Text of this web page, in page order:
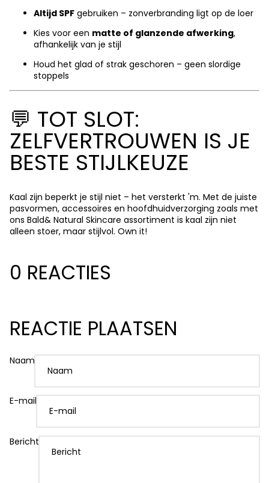
Altijd SPF gebruiken – zonverbranding ligt op de loer
Kies voor een matte of glanzende afwerking,
afhankelijk van je stijl
Houd het glad of strak geschoren – geen slordige
stoppels
💬 TOT SLOT:
ZELFVERTROUWEN IS JE
BESTE STIJLKEUZE
Kaal zijn beperkt je stijl niet – het versterkt 'm. Met de juiste
pasvormen, accessoires en hoofdhuidverzorging zoals met
ons Bald& Natural Skincare assortiment is kaal zijn niet
alleen stoer, maar stijlvol. Own it!
0 REACTIES
REACTIE PLAATSEN
Naam
E-mail
Bericht